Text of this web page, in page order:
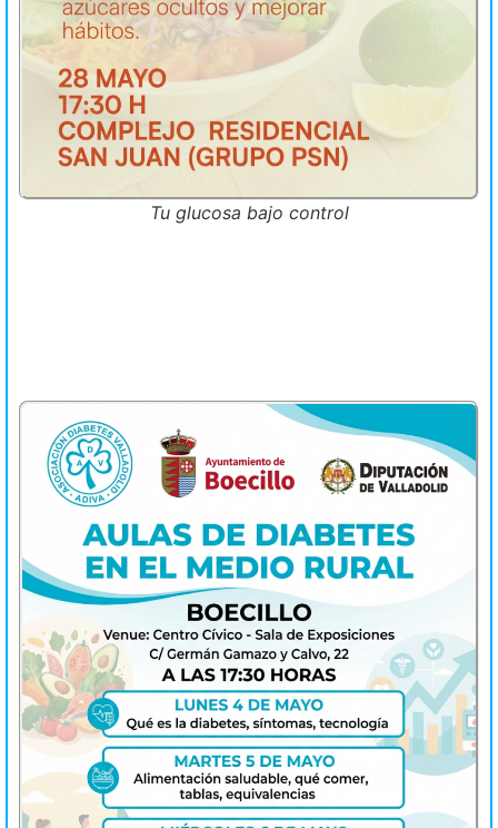
Tu glucosa bajo control